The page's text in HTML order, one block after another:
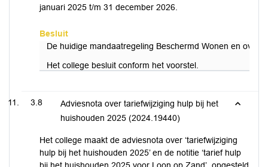
januari 2025 t/m 31 december 2026.
Besluit
De huidige mandaatregeling Beschermd Wonen en
Het college besluit conform het voorstel.
3.8
Adviesnota over tariefwijziging hulp bij het
huishouden 2025 (2024.19440)
Het college maakt de adviesnota over ‘tariefwijziging
hulp bij het huishouden 2025’ en de notitie ‘tarief hulp